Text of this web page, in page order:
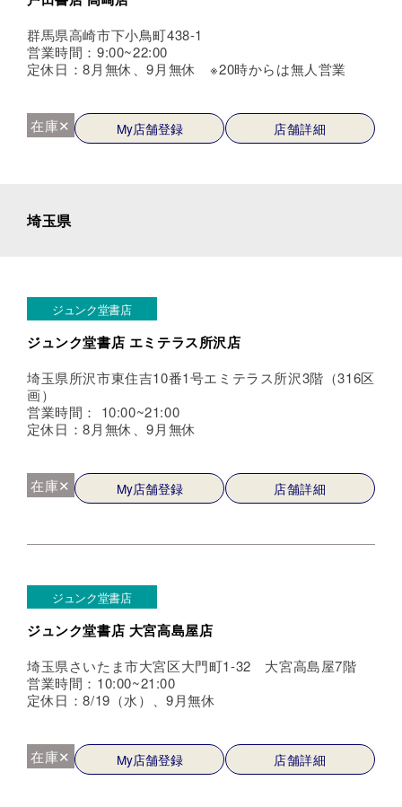
群馬県高崎市下小鳥町438-1
営業時間：9:00~22:00
定休日：8月無休、9月無休 ※20時からは無人営業
在庫✕ My店舗登録 店舗詳細
埼玉県
ジュンク堂書店
ジュンク堂書店 エミテラス所沢店
埼玉県所沢市東住吉10番1号エミテラス所沢3階（316区
画）
営業時間： 10:00~21:00
定休日：8月無休、9月無休
在庫✕ My店舗登録 店舗詳細
ジュンク堂書店
ジュンク堂書店 大宮高島屋店
埼玉県さいたま市大宮区大門町1-32 大宮高島屋7階
営業時間：10:00~21:00
定休日：8/19（水）、9月無休
在庫✕ My店舗登録 店舗詳細